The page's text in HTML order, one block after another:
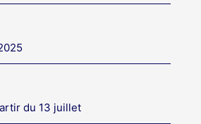
du 13 juillet